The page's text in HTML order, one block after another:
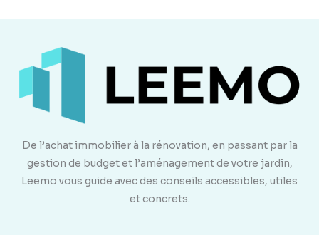
De l’achat immobilier à la rénovation, en passant par la
gestion de budget et l’aménagement de votre jardin,
Leemo vous guide avec des conseils accessibles, utiles
et concrets.